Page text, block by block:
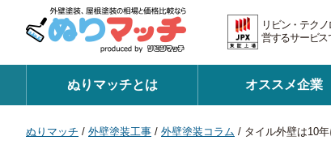
リビン・テク
営するサービ
ぬりマッチとは オススメ企業
ぬりマッチ / 外壁塗装工事 / 外壁塗装コラム / タイル外壁は10